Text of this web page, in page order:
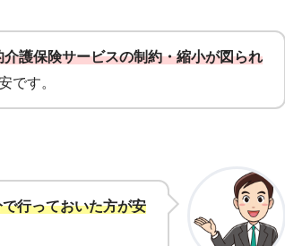
介護保険サービスの制約・縮小が図られ
です。
行っておいた方が安